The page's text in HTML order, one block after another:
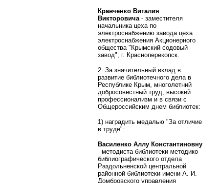
Кравченко Виталия
Викторовича - заместителя
начальника цеха по
электроснабжению завода цеха
электроснабжения Акционерного
общества "Крымский содовый
завод", г. Красноперекопск.
2. За значительный вклад в
развитие библиотечного дела в
Республике Крым, многолетний
добросовестный труд, высокий
профессионализм и в связи с
Общероссийским днем библиотек:
1) наградить медалью "За отличие
в труде":
Василенко Аллу Константиновну
- методиста библиотеки методико-
библиографического отдела
Раздольненской центральной
районной библиотеки имени А. И.
Домбровского управления